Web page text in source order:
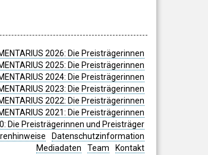
2026: Die Preisträgerinnen
2025: Die Preisträgerinnen
2024: Die Preisträgerinnen
2023: Die Preisträgerinnen
2022: Die Preisträgerinnen
2021: Die Preisträgerinnen
Die Preisträgerinnen und Preisträger
Datenschutzinformation
Mediadaten
Team Kontakt